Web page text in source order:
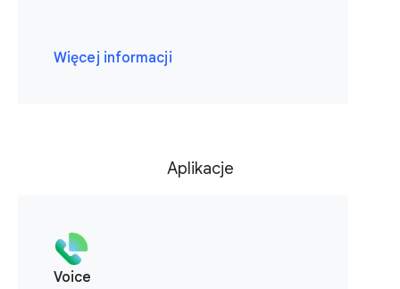
Więcej informacji
Aplikacje
Voice